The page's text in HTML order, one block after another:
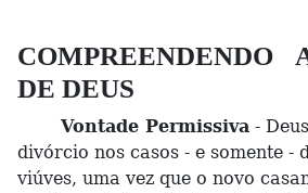
COMPREENDENDO
DE DEUS
Vontade Permissiva - Deus
divórcio nos casos - e somente -
viúves, uma vez que o novo